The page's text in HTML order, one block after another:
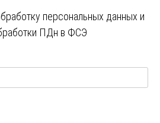
персональных данных и
ПДн в ФСЭ